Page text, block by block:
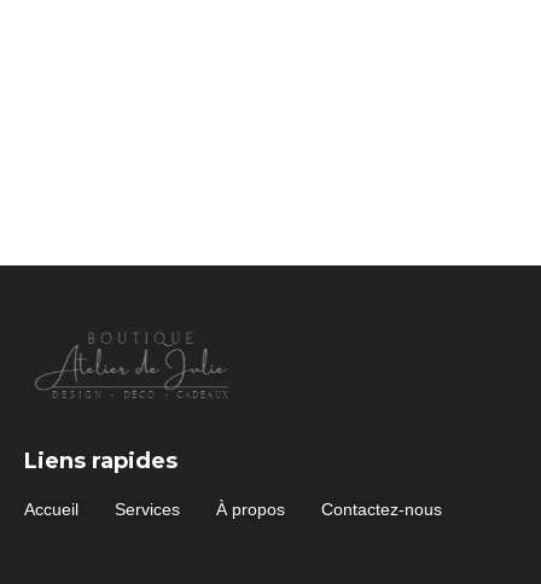
Liens rapides
Accueil Services À propos Contactez-nous